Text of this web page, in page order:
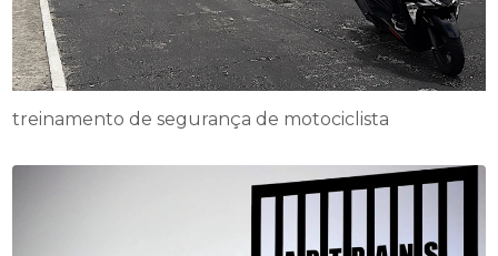
treinamento de segurança de motociclista